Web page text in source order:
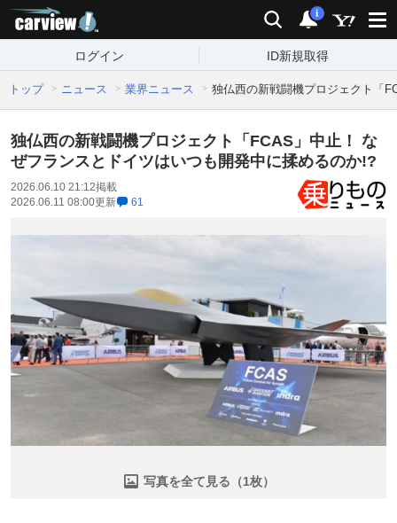
検索 通知
i
ログイン ID新規取得
トップ ニュース 業界ニュース 独仏西の新戦闘機プロジェクト「
独仏西の新戦闘機プロジェクト「FCAS」中止！ な
ぜフランスとドイツはいつも開発中に揉めるのか!?
2026.06.10 21:12掲載
2026.06.11 08:00更新 61
写真を全て見る（1枚）